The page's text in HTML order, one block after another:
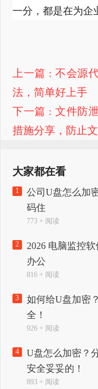
一分，都是在为企
上一篇 : 不会源
法，简单好上手
下一篇 : 文件防
措施分享，防止
大家都在看
1
公司U盘怎么加
码住
773 + 阅读
2
2026 电脑监控
办公
816 + 阅读
3
如何给U盘加密
全！
926 + 阅读
4
U盘怎么加密？
安全妥妥的！
893 + 阅读